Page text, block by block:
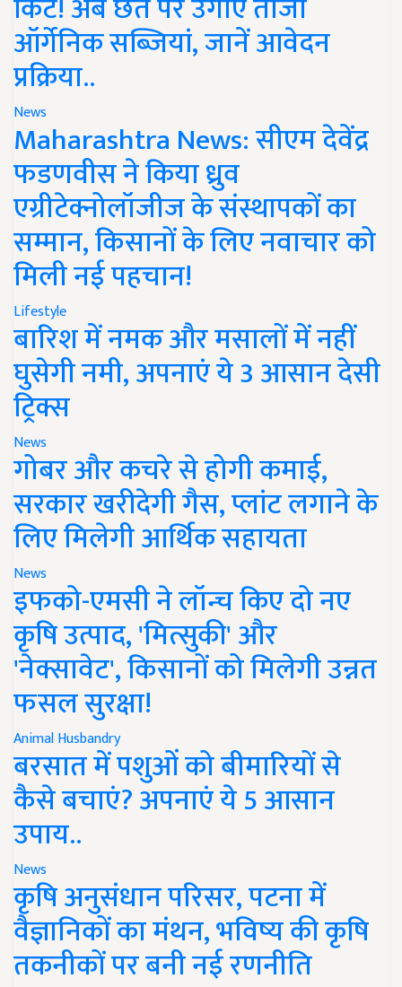
ऑर्गेनिक सब्जियां, जानें आवेदन
प्रक्रिया..
News
Maharashtra News: सीएम देवेंद्र
फडणवीस ने किया ध्रुव
एग्रीटेक्नोलॉजीज के संस्थापकों का
सम्मान, किसानों के लिए नवाचार को
मिली नई पहचान!
Lifestyle
बारिश में नमक और मसालों में नहीं
घुसेगी नमी, अपनाएं ये 3 आसान देसी
ट्रिक्स
News
गोबर और कचरे से होगी कमाई,
सरकार खरीदेगी गैस, प्लांट लगाने के
लिए मिलेगी आर्थिक सहायता
News
इफको-एमसी ने लॉन्च किए दो नए
कृषि उत्पाद, 'मित्सुकी' और
'नेक्सावेट', किसानों को मिलेगी उन्नत
फसल सुरक्षा!
Animal Husbandry
बरसात में पशुओं को बीमारियों से
कैसे बचाएं? अपनाएं ये 5 आसान
उपाय..
News
कृषि अनुसंधान परिसर, पटना में
वैज्ञानिकों का मंथन, भविष्य की कृषि
तकनीकों पर बनी नई रणनीति